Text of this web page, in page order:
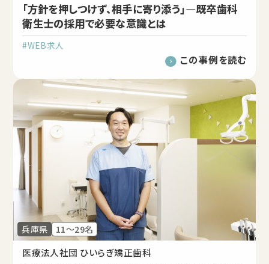
「方針を押しつけず、相手に寄り添う」―既卒歯科
衛生士の採用で必要な意識とは
#WEB求人
この事例を読む
兵庫県 11～29名
医療法人社団 ひいらぎ矯正歯科